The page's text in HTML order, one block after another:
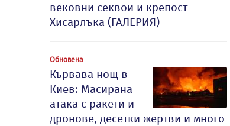
вековни секвои и крепост
Хисарлъка (ГАЛЕРИЯ)
Обновена
Кървава нощ в
Киев: Масирана
атака с ракети и
дронове, десетки жертви и много